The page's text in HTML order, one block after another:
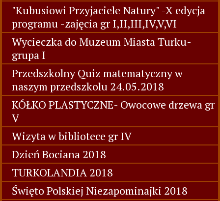
"Kubusiowi Przyjaciele Natury" -X edycja
programu -zajęcia gr I,II,III,IV,V,VI
Wycieczka do Muzeum Miasta Turku-
grupa I
Przedszkolny Quiz matematyczny w
naszym przedszkolu 24.05.2018
KÓŁKO PLASTYCZNE- Owocowe drzewa gr
V
Wizyta w bibliotece gr IV
Dzień Bociana 2018
TURKOLANDIA 2018
Święto Polskiej Niezapominajki 2018